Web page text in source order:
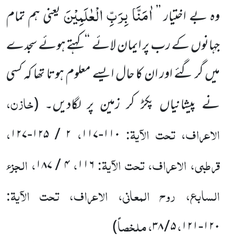
وہ بے اختیار ’’اٰمَنَّا بِرَبِّ الْعٰلَمِیْنَیعنی ہم تمام
جہانوں کے رب پر ایمان لائے‘‘ کہتے ہوئے سجدے
میں گر گئے اور ان کا حال ایسے معلوم ہوتا تھا کہ کسی
نے پیشانیاں پکڑ کر زمین پر لگادیں۔ (خازن،
الاعراف، تحت الآیۃ: ۱۱۰-۱۱۷، ۲ / ۱۲۵-۱۲۷،
قرطبی، الاعراف، تحت الآیۃ:۱۱۶،۴/۱۸۷، الجزء
السابع، روح المعانی، الاعراف، تحت الآیۃ:
۱۲۰-۱۲۱،۵/۳۸، ملخصاً)